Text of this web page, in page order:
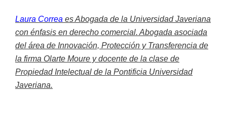
Laura Correa es Abogada de la Universidad Javeriana
con énfasis en derecho comercial. Abogada asociada
del área de Innovación, Protección y Transferencia de
la firma Olarte Moure y docente de la clase de
Propiedad Intelectual de la Pontificia Universidad
Javeriana.